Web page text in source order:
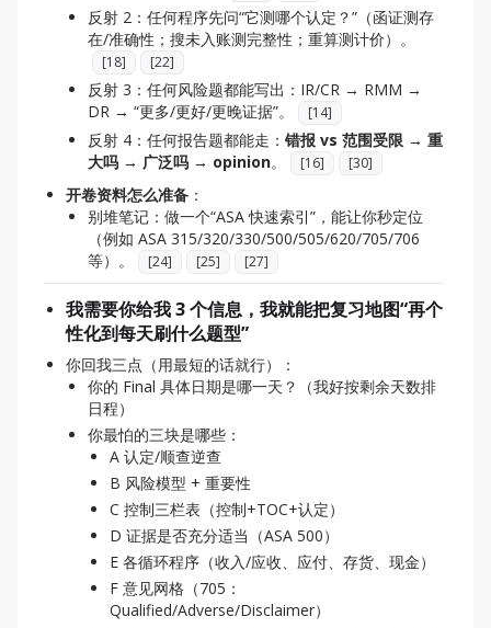
反射 2：任何程序先问“它测哪个认定？”（函证测存
在/准确性；搜未入账测完整性；重算测计价）。
[18] [22]
反射 3：任何风险题都能写出：IR/CR → RMM →
DR → “更多/更好/更晚证据”。
[14]
反射 4：任何报告题都能走： 错报 vs 范围受限 → 重
大吗 → 广泛吗 → opinion。 [16] [30]
开卷资料怎么准备 ：
别堆笔记：做一个“ASA 快速索引”，能让你秒定位
（例如 ASA 315/320/330/500/505/620/705/706
等）。
[24] [25] [27]
我需要你给我 3 个信息，我就能把复习地图“再个
性化到每天刷什么题型”
你回我三点（用最短的话就行）：
你的 Final 具体日期是哪一天？（我好按剩余天数排
日程）
你最怕的三块是哪些：
A 认定/顺查逆查
B 风险模型 + 重要性
C 控制三栏表（控制+TOC+认定）
D 证据是否充分适当（ASA 500）
E 各循环程序（收入/应收、应付、存货、现金）
F 意见网格（705：
Qualified/Adverse/Disclaimer）